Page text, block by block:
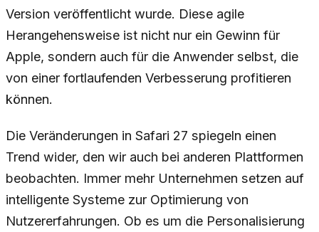
Version veröffentlicht wurde. Diese agile
Herangehensweise ist nicht nur ein Gewinn für
Apple, sondern auch für die Anwender selbst, die
von einer fortlaufenden Verbesserung profitieren
können.
Die Veränderungen in Safari 27 spiegeln einen
Trend wider, den wir auch bei anderen Plattformen
beobachten. Immer mehr Unternehmen setzen auf
intelligente Systeme zur Optimierung von
Nutzererfahrungen. Ob es um die Personalisierung